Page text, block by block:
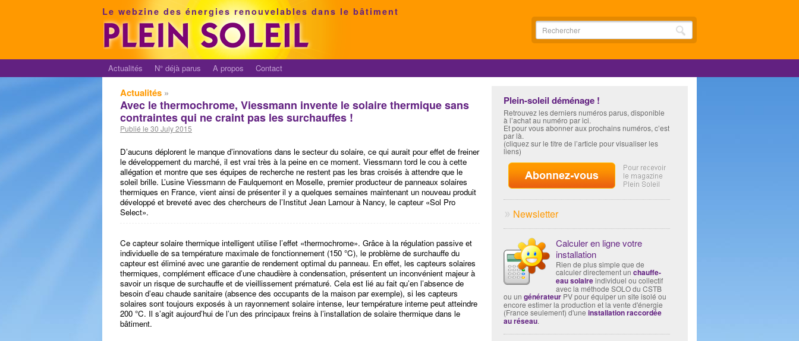
Le webzine des énergies renouvelables dans le bâtiment
Actualités N° déjà parus A propos Contact
Actualités »
Avec le thermochrome, Viessmann invente le solaire thermique sans
contraintes qui ne craint pas les surchauffes !
Publié le 30 July 2015
D’aucuns déplorent le manque d’innovations dans le secteur du solaire, ce qui aurait pour effet de freiner
le développement du marché, il est vrai très à la peine en ce moment. Viessmann tord le cou à cette
allégation et montre que ses équipes de recherche ne restent pas les bras croisés à attendre que le
soleil brille. L’usine Viessmann de Faulquemont en Moselle, premier producteur de panneaux solaires
thermiques en France, vient ainsi de présenter il y a quelques semaines maintenant un nouveau produit
développé et breveté avec des chercheurs de l’Institut Jean Lamour à Nancy, le capteur «Sol Pro
Select».
Ce capteur solaire thermique intelligent utilise l’effet «thermochrome». Grâce à la régulation passive et
individuelle de sa température maximale de fonctionnement (150 °C), le problème de surchauffe du
capteur est éliminé avec une garantie de rendement optimal du panneau. En effet, les capteurs solaires
thermiques, complément efficace d’une chaudière à condensation, présentent un inconvénient majeur à
savoir un risque de surchauffe et de vieillissement prématuré. Cela est lié au fait qu’en l’absence de
besoin d’eau chaude sanitaire (absence des occupants de la maison par exemple), si les capteurs
solaires sont toujours exposés à un rayonnement solaire intense, leur température interne peut atteindre
200 °C. Il s’agit aujourd’hui de l’un des principaux freins à l’installation de solaire thermique dans le
bâtiment.
Plein-soleil déménage !
Retrouvez les derniers numéros parus, disponible
à l’achat au numéro par ici.
Et pour vous abonner aux prochains numéros, c’est
par là.
(cliquez sur le titre de l’article pour visualiser les
liens)
Newsletter
Calculer en ligne votre
installation
Rien de plus simple que de
calculer directement un chauffe-
eau solaireindividuel ou collectif
avec la méthode SOLO du CSTB
ou un générateur PV pour équiper un site isolé ou
encore estimer la production et la vente d'énergie
(France seulement) d'une installation raccordée
au réseau.